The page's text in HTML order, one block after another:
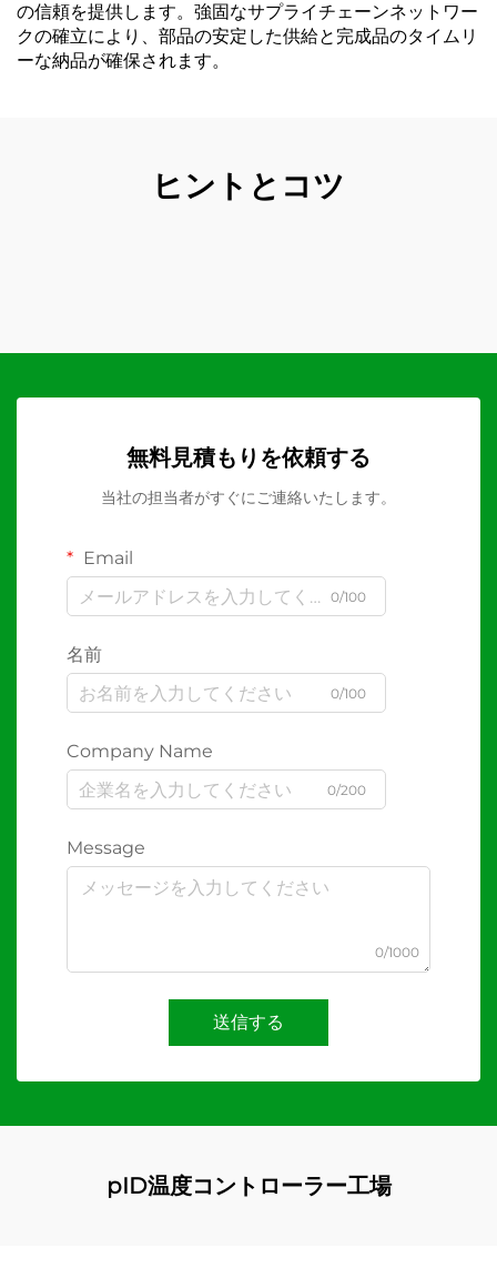
の信頼を提供します。強固なサプライチェーンネットワー
クの確立により、部品の安定した供給と完成品のタイムリ
ーな納品が確保されます。
ヒントとコツ
無料見積もりを依頼する
当社の担当者がすぐにご連絡いたします。
Email
0/100
名前
0/100
Company Name
0/200
Message
0/1000
送信する
pID温度コントローラー工場